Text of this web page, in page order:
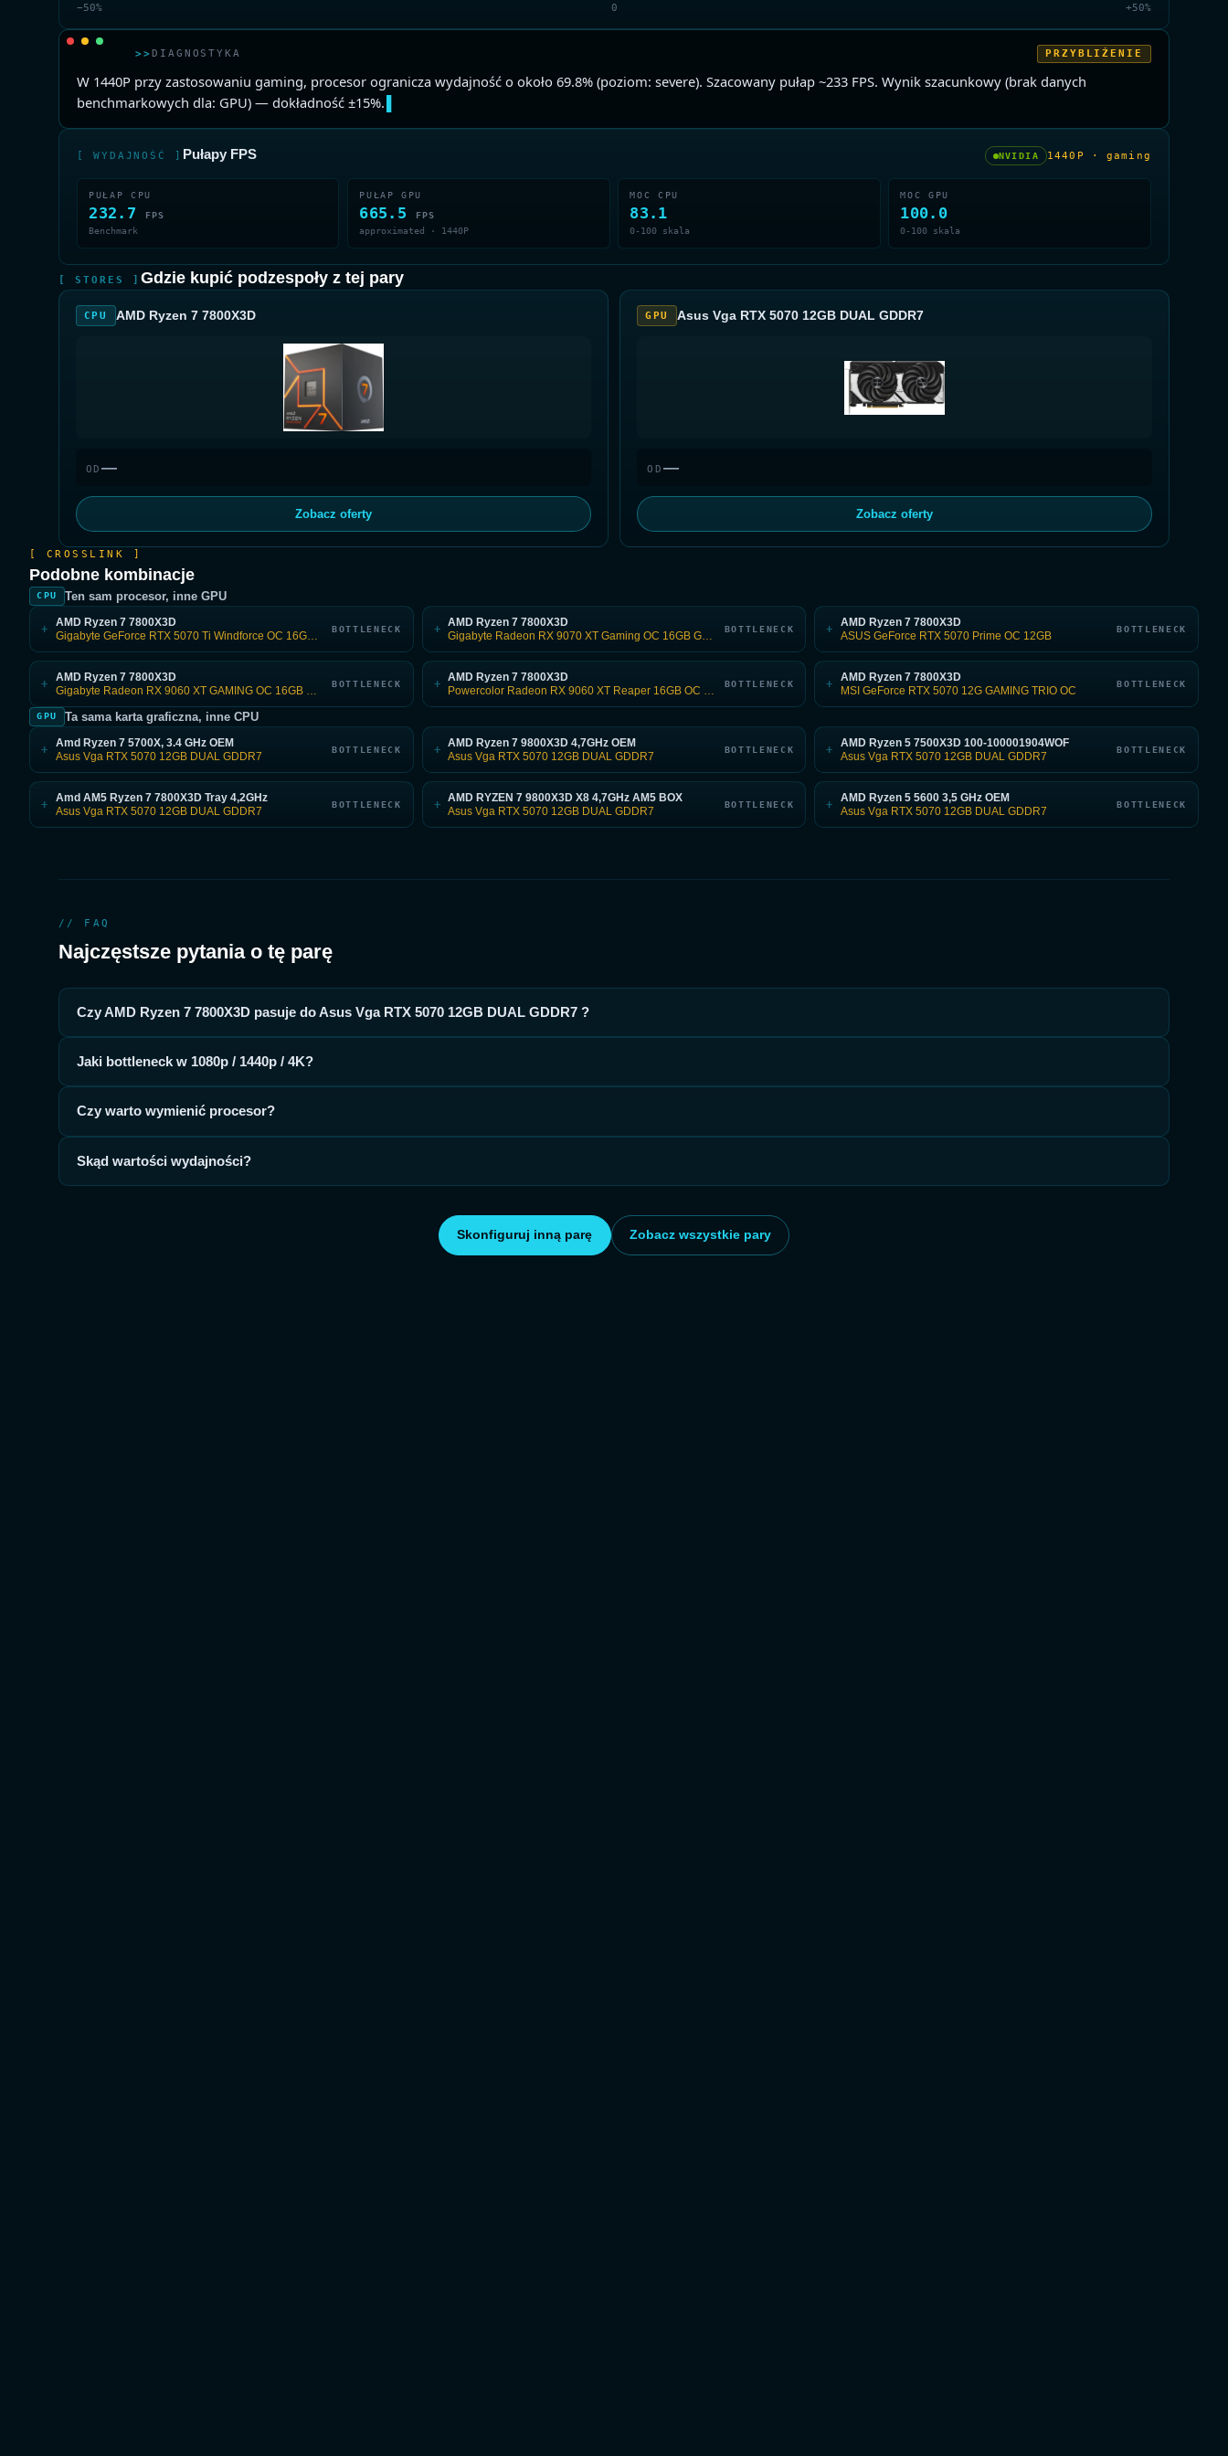
−50% 0 +50%
>> DIAGNOSTYKA PRZYBLIŻENIE
W 1440P przy zastosowaniu gaming, procesor ogranicza wydajność o około 69.8% (poziom: severe). Szacowany pułap ~233 FPS. Wynik szacunkowy (brak danych
benchmarkowych dla: GPU) — dokładność ±15%.
[ WYDAJNOŚĆ ] Pułapy FPS NVIDIA 1440P · gaming
PUŁAP CPU
232.7
FPS
Benchmark
PUŁAP GPU
665.5
FPS
approximated · 1440P
MOC CPU
83.1
0-100 skala
MOC GPU
100.0
0-100 skala
[ STORES ]Gdzie kupić podzespoły z tej pary
CPU AMD Ryzen 7 7800X3D
OD—
Zobacz oferty
GPU Asus Vga RTX 5070 12GB DUAL GDDR7
OD —
Zobacz oferty
[ CROSSLINK ]
Podobne kombinacje
CPU Ten sam procesor, inne GPU
+ AMD Ryzen 7 7800X3D
Gigabyte GeForce RTX 5070 Ti Windforce OC 16GB GDDR7
BOTTLENECK + AMD Ryzen 7 7800X3D BOTTLENECK + AMD Ryzen 7 7800X3D
ASUS GeForce RTX 5070 Prime OC 12GB
BOTTLENECK
+ AMD Ryzen 7 7800X3D BOTTLENECK + AMD Ryzen 7 7800X3D BOTTLENECK + AMD Ryzen 7 7800X3D
MSI GeForce RTX 5070 12G GAMING TRIO OC
BOTTLENECK
GPU Ta sama karta graficzna, inne CPU
+ Amd Ryzen 7 5700X, 3.4 GHz OEM
Asus Vga RTX 5070 12GB DUAL GDDR7
BOTTLENECK + AMD Ryzen 7 9800X3D 4,7GHz OEM
Asus Vga RTX 5070 12GB DUAL GDDR7
BOTTLENECK + AMD Ryzen 5 7500X3D 100-100001904WOF
Asus Vga RTX 5070 12GB DUAL GDDR7
BOTTLENECK
+ Amd AM5 Ryzen 7 7800X3D Tray 4,2GHz
Asus Vga RTX 5070 12GB DUAL GDDR7
BOTTLENECK + AMD RYZEN 7 9800X3D X8 4,7GHz AM5 BOX
Asus Vga RTX 5070 12GB DUAL GDDR7
BOTTLENECK + AMD Ryzen 5 5600 3,5 GHz OEM
Asus Vga RTX 5070 12GB DUAL GDDR7
BOTTLENECK
// FAQ
Najczęstsze pytania o tę parę
Czy AMD Ryzen 7 7800X3D pasuje do Asus Vga RTX 5070 12GB DUAL GDDR7 ?
Jaki bottleneck w 1080p / 1440p / 4K?
Czy warto wymienić procesor?
Skąd wartości wydajności?
Skonfiguruj inną parę Zobacz wszystkie pary